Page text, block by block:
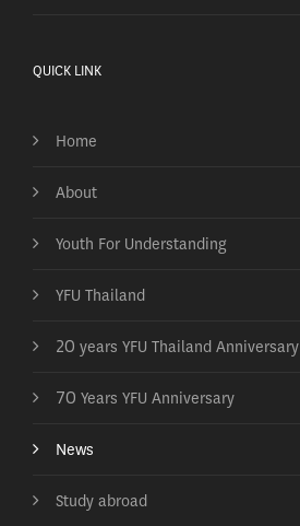
QUICK LINK
Home
About
Youth For Understanding
YFU Thailand
20 years YFU Thailand Anniversary
70 Years YFU Anniversary
News
Study abroad